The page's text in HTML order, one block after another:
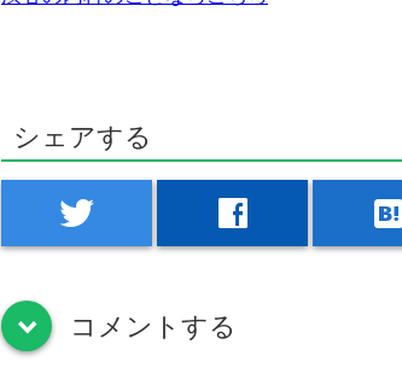
シェアする
twitter facebook hatenabookmark
down コメントする